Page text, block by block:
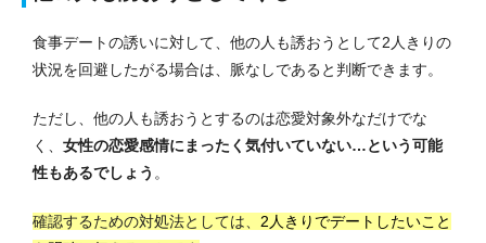
食事デートの誘いに対して、他の人も誘おうとして2人きりの
状況を回避したがる場合は、脈なしであると判断できます。
ただし、他の人も誘おうとするのは恋愛対象外なだけでな
く、 女性の恋愛感情にまったく気付いていない…という可能
性もあるでしょう 。
確認するための対処法としては、 2人きりでデートしたいこと